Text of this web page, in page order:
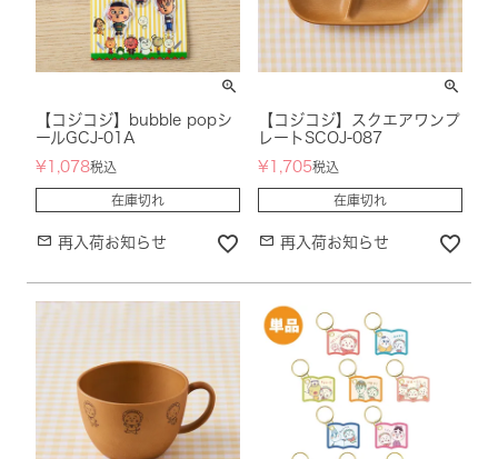
【コジコジ】bubble popシ
ールGCJ-01A
¥ 1,078税込
在庫切れ
再入荷お知らせ
【コジコジ】スクエアワンプ
レートSCOJ-087
¥ 1,705税込
在庫切れ
再入荷お知らせ